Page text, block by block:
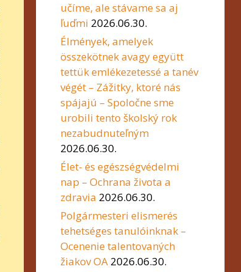
učíme, ale stávame sa aj
ľuďmi 2026.06.30.
Élmények, amelyek
összekötnek avagy együtt
tettük emlékezetessé a tanév
végét – Zážitky, ktoré nás
spájajú – Spoločne sme
urobili tento školský rok
nezabudnuteľným
2026.06.30.
Élet- és egészségvédelmi
nap – Ochrana života a
zdravia 2026.06.30.
Polgármesteri elismerés
tehetséges tanulóinknak –
Ocenenie talentovaných
žiakov OA 2026.06.30.